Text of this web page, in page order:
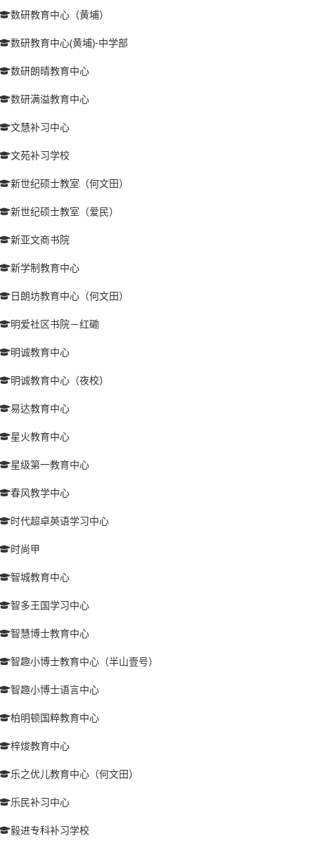
数研教育中心（黄埔）
数研教育中心(黄埔)-中学部
数研朗晴教育中心
数研满溢教育中心
文慧补习中心
文苑补习学校
新世纪硕士教室（何文田）
新世纪硕士教室（爱民）
新亚文商书院
新学制教育中心
日朗坊教育中心（何文田）
明爱社区书院－红磡
明诚教育中心
明诚教育中心（夜校）
易达教育中心
星火教育中心
星级第一教育中心
春风教学中心
时代超卓英语学习中心
时尚甲
智城教育中心
智多王国学习中心
智慧博士教育中心
智趣小博士教育中心（半山壹号）
智趣小博士语言中心
柏明顿国粹教育中心
梓焌教育中心
乐之优儿教育中心（何文田）
乐民补习中心
毅进专科补习学校